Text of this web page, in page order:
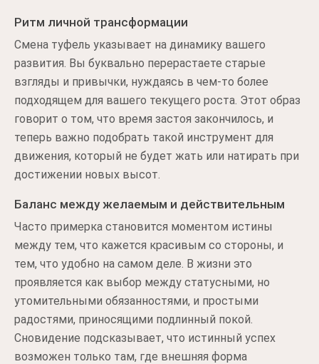
Ритм личной трансформации
Смена туфель указывает на динамику вашего
развития. Вы буквально перерастаете старые
взгляды и привычки, нуждаясь в чем-то более
подходящем для вашего текущего роста. Этот образ
говорит о том, что время застоя закончилось, и
теперь важно подобрать такой инструмент для
движения, который не будет жать или натирать при
достижении новых высот.
Баланс между желаемым и действительным
Часто примерка становится моментом истины
между тем, что кажется красивым со стороны, и
тем, что удобно на самом деле. В жизни это
проявляется как выбор между статусными, но
утомительными обязанностями, и простыми
радостями, приносящими подлинный покой.
Сновидение подсказывает, что истинный успех
возможен только там, где внешняя форма